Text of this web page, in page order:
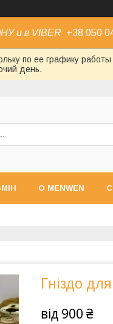
и в VIBER +38 050
по ее графику
день.
О MENWEN
Гніздо
від 900 ₴